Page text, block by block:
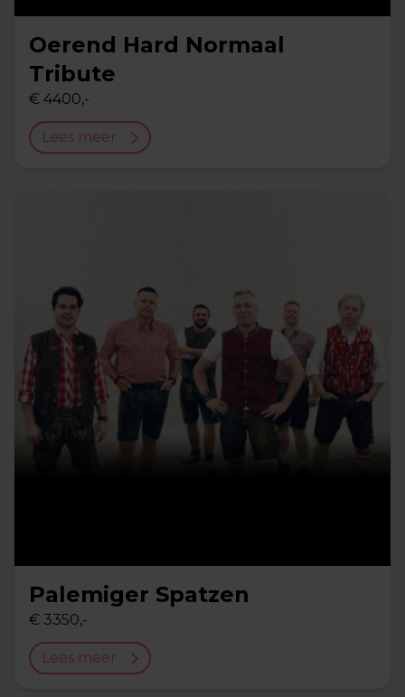
Oerend Hard Normaal
Tribute
€ 4400,-
Lees meer
Palemiger Spatzen
€ 3350,-
Lees meer